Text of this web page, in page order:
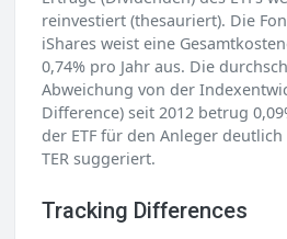
reinvestiert (thesauriert). Die
iShares weist eine
0,74% pro Jahr aus. Die
Abweichung von der
Difference) seit 2012 betrug
der ETF für den Anleger
TER suggeriert.
Tracking Differences